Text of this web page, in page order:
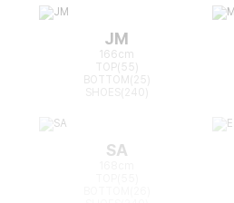
JM
166cm
TOP(55)
BOTTOM(25)
SA